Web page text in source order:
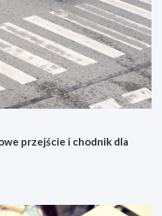
przejście i chodnik dla